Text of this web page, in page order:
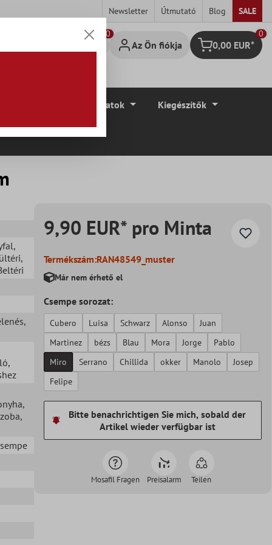
Newsletter Útmutató Blog SALE
Az Ön fiókja Bevásárló kosár
0
0,00 EUR*
Padlóburkolatok Kiegészítők
,
,
,
,
,
,
9,90 EUR* pro Minta
Termékszám:RAN48549_muster
Már nem érhető el
Csempe sorozat:
Cubero Luisa Schwarz Alonso
Juan
Martinez
bézs Blau Mora Jorge
Pablo
Miro
Serrano Chillida okker Manolo
Josep
Felipe
Bitte benachrichtigen Sie mich, sobald der
Artikel wieder verfügbar ist
Mosafil Fragen Preisalarm Teilen